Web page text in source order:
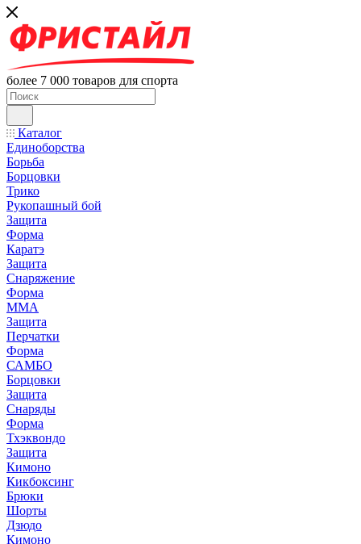
более 7 000 товаров для спорта
Каталог
Единоборства
Борьба
Борцовки
Трико
Рукопашный бой
Защита
Форма
Каратэ
Защита
Снаряжение
Форма
ММА
Защита
Перчатки
Форма
САМБО
Борцовки
Защита
Снаряды
Форма
Тхэквондо
Защита
Кимоно
Кикбоксинг
Брюки
Шорты
Дзюдо
Кимоно